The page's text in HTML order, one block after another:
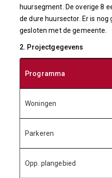
huursegment. De overige 8
de dure huursector. Er is
gesloten met de gemeente.
2. Projectgegevens
Programma
Woningen
Parkeren
Opp. plangebied